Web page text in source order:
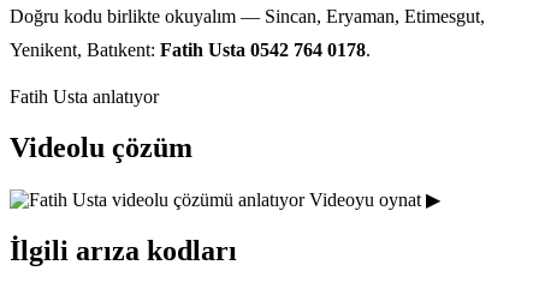
Doğru kodu birlikte okuyalım — Sincan, Eryaman, Etimesgut,
Yenikent, Batıkent: Fatih Usta 0542 764 0178.
Fatih Usta anlatıyor
Videolu çözüm
Videoyu oynat ▶
İlgili arıza kodları